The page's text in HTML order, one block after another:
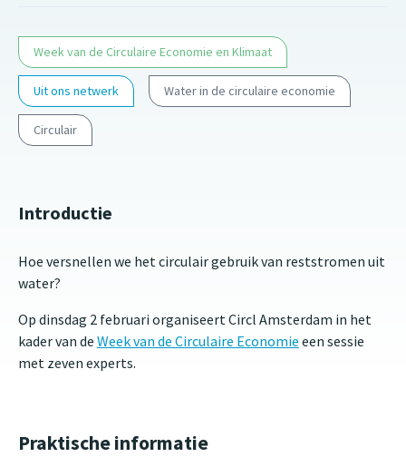
Week van de Circulaire Economie en Klimaat
Uit ons netwerk Water in de circulaire economie
Circulair
Introductie
Hoe versnellen we het circulair gebruik van reststromen uit
water?
Op dinsdag 2 februari organiseert Circl Amsterdam in het
kader van de Week van de Circulaire Economie een sessie
met zeven experts.
Praktische informatie